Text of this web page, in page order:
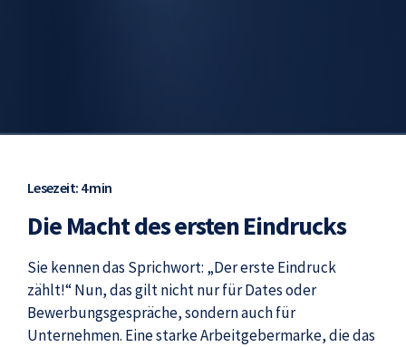
Lesezeit: 4 min
Die Macht des ersten Eindrucks
Sie kennen das Sprichwort: „Der erste Eindruck
zählt!“ Nun, das gilt nicht nur für Dates oder
Bewerbungsgespräche, sondern auch für
Unternehmen. Eine starke Arbeitgebermarke, die das